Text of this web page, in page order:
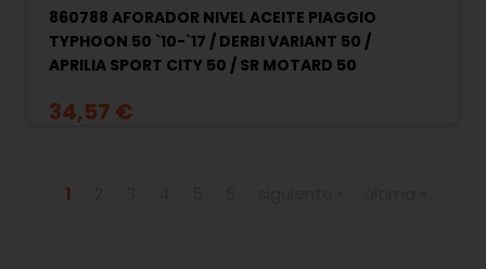
860788 AFORADOR NIVEL ACEITE PIAGGIO
TYPHOON 50 `10-`17 / DERBI VARIANT 50 /
APRILIA SPORT CITY 50 / SR MOTARD 50
34,57 €
1